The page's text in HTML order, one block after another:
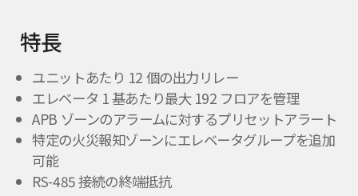
特長
ユニットあたり 12 個の出力リレー
エレベータ 1 基あたり最大 192 フロアを管理
APB ゾーンのアラームに対するプリセットアラート
特定の火災報知ゾーンにエレベータグループを追加
可能
RS-485 接続の終端抵抗